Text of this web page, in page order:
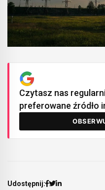
Czytasz nas
preferowane źródło
Udostępnij: